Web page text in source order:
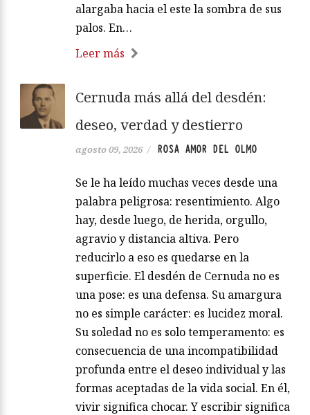
alargaba hacia el este la sombra de sus
palos. En…
Leer más
Cernuda más allá del desdén:
deseo, verdad y destierro
agosto 09, 2026 / ROSA AMOR DEL OLMO
Se le ha leído muchas veces desde una
palabra peligrosa: resentimiento. Algo
hay, desde luego, de herida, orgullo,
agravio y distancia altiva. Pero
reducirlo a eso es quedarse en la
superficie. El desdén de Cernuda no es
una pose: es una defensa. Su amargura
no es simple carácter: es lucidez moral.
Su soledad no es solo temperamento: es
consecuencia de una incompatibilidad
profunda entre el deseo individual y las
formas aceptadas de la vida social. En él,
vivir significa chocar. Y escribir significa